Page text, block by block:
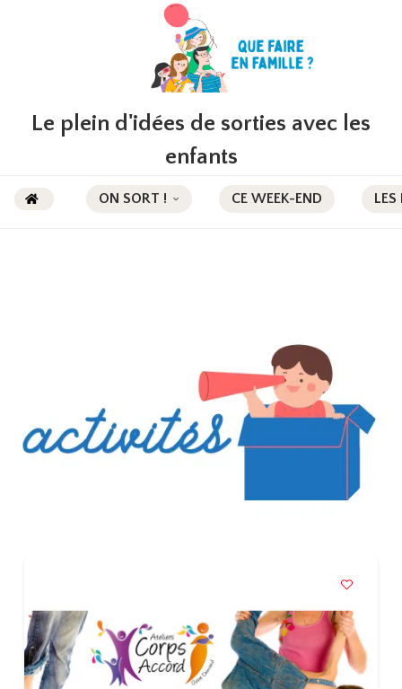
Le plein d'idées de sorties avec les
enfants
ON SORT ! CE WEEK-END LES